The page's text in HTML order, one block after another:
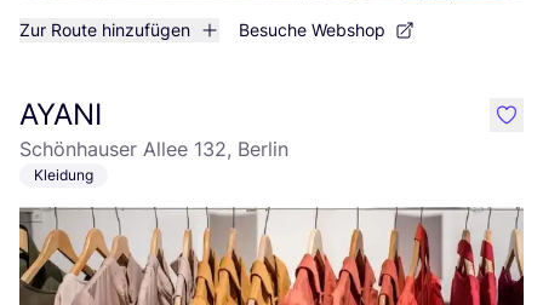
Zur Route hinzufügen Besuche Webshop
AYANI
Schönhauser Allee 132, Berlin
Kleidung
like